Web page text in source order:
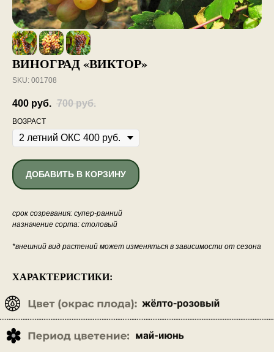
ВИНОГРАД «ВИКТОР»
SKU: 001708
400 руб. 700 руб.
ВОЗРАСТ
ДОБАВИТЬ В КОРЗИНУ
срок созревания: супер-ранний
назначение сорта: столовый
*внешний вид растений может изменяться в зависимости от сезона
ХАРАКТЕРИСТИКИ: